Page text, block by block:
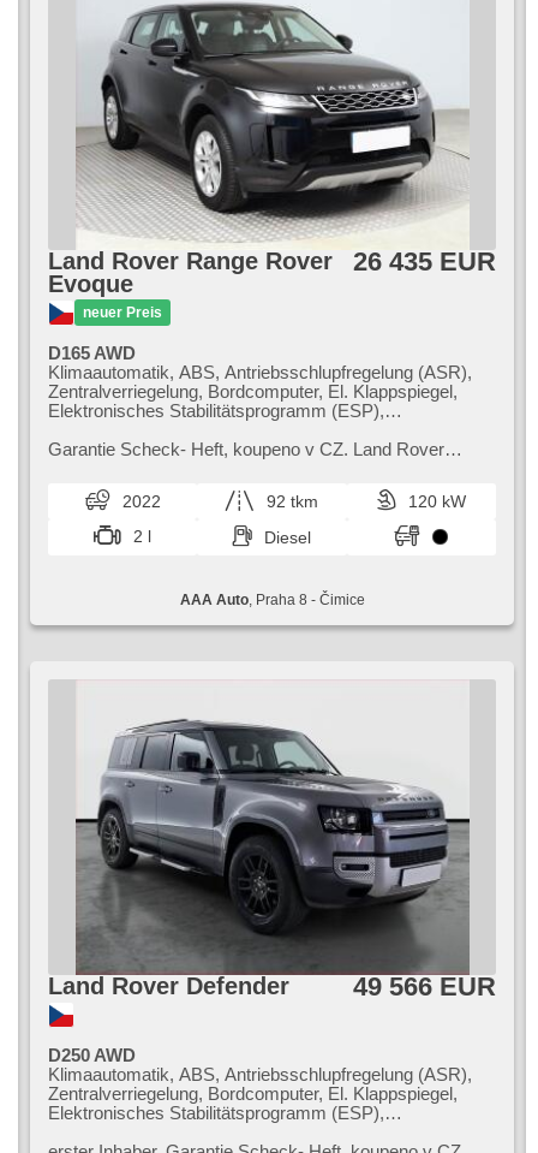
Land Rover Range Rover
Evoque
neuer Preis
26 435 EUR
D165 AWD
Klimaautomatik, ABS, Antriebsschlupfregelung (ASR),
Zentralverriegelung, Bordcomputer, El. Klappspiegel,
Elektronisches Stabilitätsprogramm (ESP),
Scheibenwischersensor, starten per Taste,
Airbag, El. einstellbare Sitze, beheizte Frontscheibe,
beheizte Lenkrad, Uhr Spur, El. Spiegel, Servolenkung,
El. Seitenscheiben, Autoradio, Automatikgetriebe, Antrieb
Garantie Scheck​- Heft,​ koupeno v CZ. Land Rover
vysokou úrovní komfortu a bezpeč...
2022 92 tkm
120 kW
2 l
Diesel
AAA Auto, Praha 8 - Čimice
Land Rover Defender 49 566 EUR
D250 AWD
Klimaautomatik, ABS, Antriebsschlupfregelung (ASR),
Zentralverriegelung, Bordcomputer, El. Klappspiegel,
Elektronisches Stabilitätsprogramm (ESP),